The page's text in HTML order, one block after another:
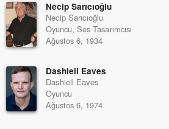
Necip Sarıcıoğlu
Necip Sarıcıoğlu
Oyuncu, Ses Tasarımcısı
Ağustos 6, 1934
Dashiell Eaves
Dashiell Eaves
Oyuncu
Ağustos 6, 1974